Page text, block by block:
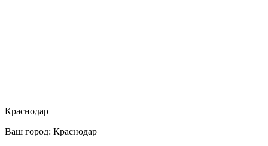
Краснодар
Ваш город: Краснодар